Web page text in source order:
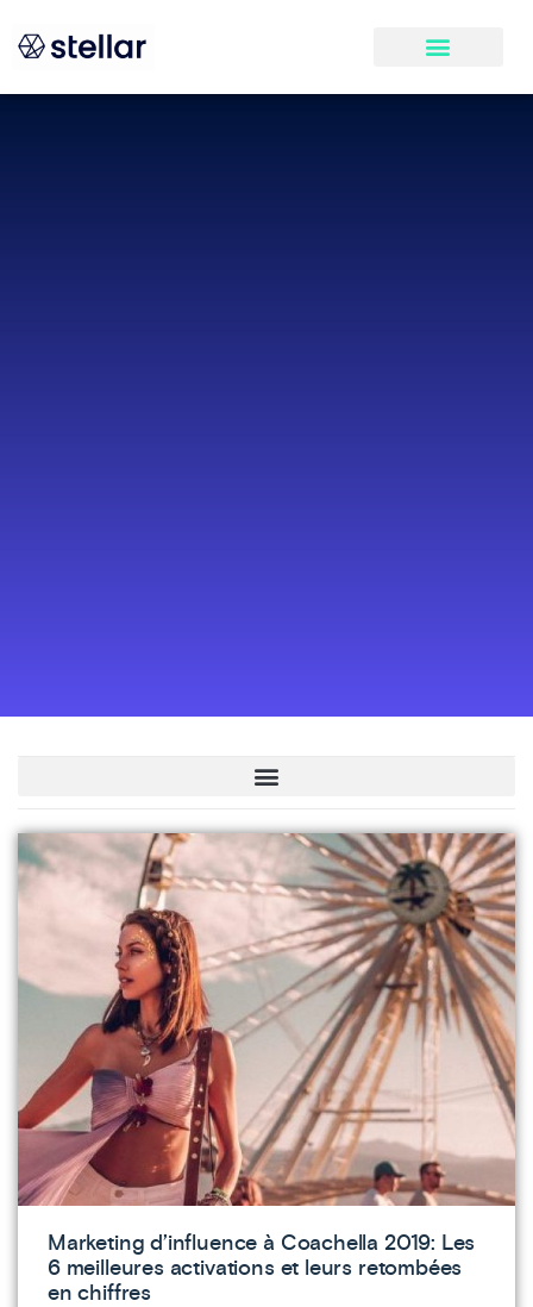
Marketing d’influence à Coachella 2019: Les
6 meilleures activations et leurs retombées
en chiffres